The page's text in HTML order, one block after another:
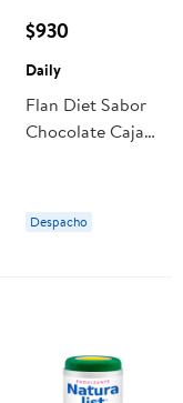
$930
Daily
Flan Diet Sabor
Chocolate Caja
Despacho